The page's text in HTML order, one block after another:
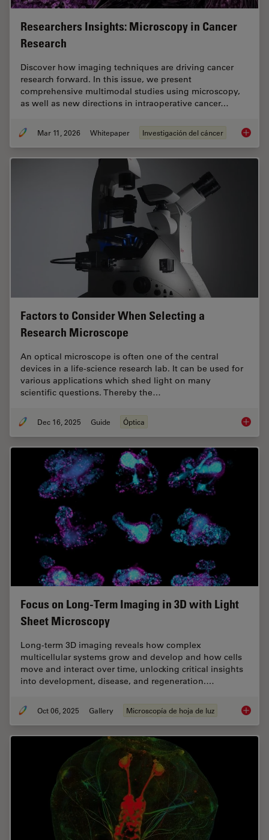
Researchers Insights: Microscopy in Cancer
Research
Discover how imaging techniques are driving cancer
research forward. In this issue, we present
comprehensive multimodal studies using microscopy,
as well as new directions in intraoperative cancer…
Mar 11, 2026 Whitepaper Investigación del cáncer
Factors to Consider When Selecting a
Research Microscope
An optical microscope is often one of the central
devices in a life-science research lab. It can be used for
various applications which shed light on many
scientific questions. Thereby the…
Dec 16, 2025 Guide Óptica Factors
Focus on Long-Term Imaging in 3D with Light
Sheet Microscopy
Long-term 3D imaging reveals how complex
multicellular systems grow and develop and how cells
move and interact over time, unlocking critical insights
into development, disease, and regeneration.…
Oct 06, 2025 Gallery Microscopía de hoja de luz Focus